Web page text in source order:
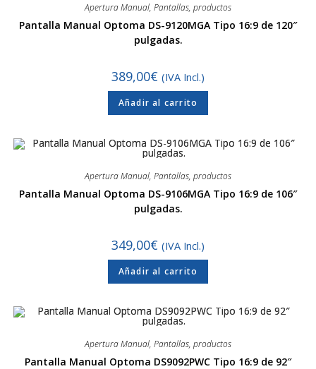
Apertura Manual, Pantallas, productos
Pantalla Manual Optoma DS-9120MGA Tipo 16:9 de 120″
pulgadas.
389,00€ (IVA Incl.)
Añadir al carrito
Apertura Manual, Pantallas, productos
Pantalla Manual Optoma DS-9106MGA Tipo 16:9 de 106″
pulgadas.
349,00€ (IVA Incl.)
Añadir al carrito
Apertura Manual, Pantallas, productos
Pantalla Manual Optoma DS9092PWC Tipo 16:9 de 92″